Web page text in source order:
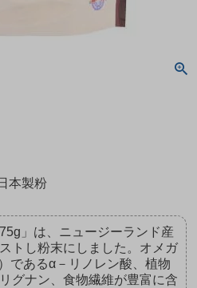
本製粉
」は、ニュージーランド産
トし粉末にしました。オメガ
であるα－リノレン酸、植物
グナン、食物繊維が豊富に含